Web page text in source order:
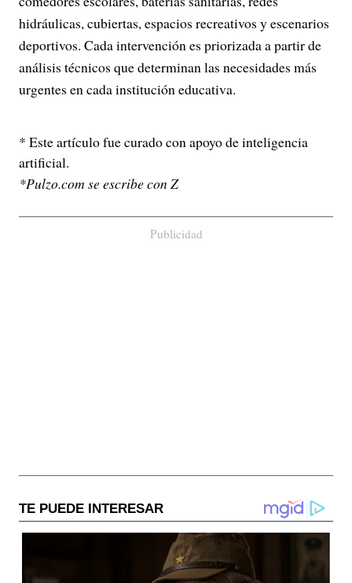
hidráulicas, cubiertas, espacios recreativos y escenarios
deportivos. Cada intervención es priorizada a partir de
análisis técnicos que determinan las necesidades más
urgentes en cada institución educativa.
* Este artículo fue curado con apoyo de inteligencia
artificial.
*Pulzo.com se escribe con Z
Publicidad